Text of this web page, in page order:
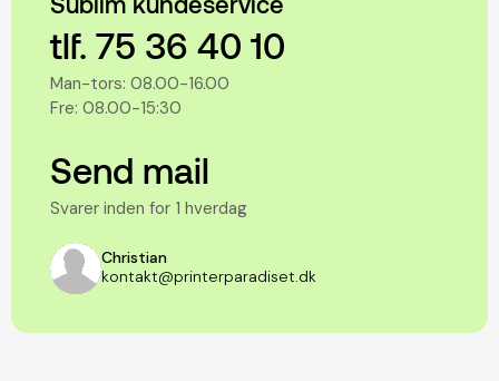
tlf. 75 36 40 10
Man-tors: 08.00-16.00
Fre: 08.00-15:30
Send mail
Svarer inden for 1 hverdag
Christian
kontakt@printerparadiset.dk